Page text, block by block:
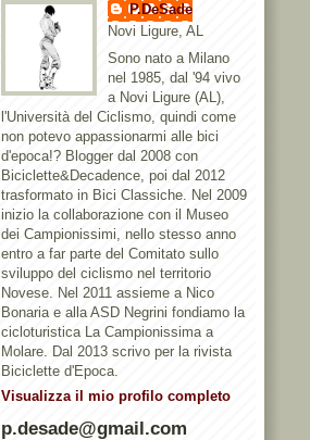
P.DeSade
Novi Ligure, AL
Sono nato a Milano
nel 1985, dal '94 vivo
a Novi Ligure (AL),
l'Università del Ciclismo, quindi come
non potevo appassionarmi alle bici
d'epoca!? Blogger dal 2008 con
Biciclette&Decadence, poi dal 2012
trasformato in Bici Classiche. Nel 2009
inizio la collaborazione con il Museo
dei Campionissimi, nello stesso anno
entro a far parte del Comitato sullo
sviluppo del ciclismo nel territorio
Novese. Nel 2011 assieme a Nico
Bonaria e alla ASD Negrini fondiamo la
cicloturistica La Campionissima a
Molare. Dal 2013 scrivo per la rivista
Biciclette d'Epoca.
Visualizza il mio profilo completo
p.desade@gmail.com